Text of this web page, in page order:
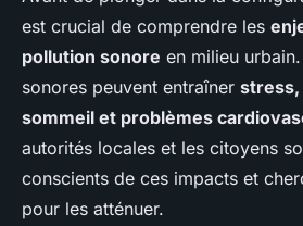
est crucial de comprendre les
pollution sonore en milieu
sonores peuvent entraîner stress,
sommeil et problèmes
autorités locales et les citoyens
conscients de ces impacts et
pour les atténuer.